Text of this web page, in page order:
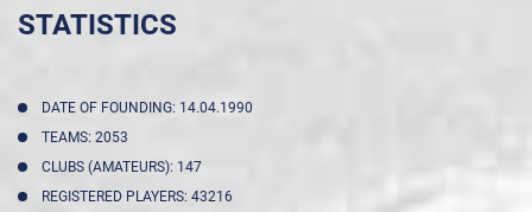
STATISTICS
DATE OF FOUNDING: 14.04.1990
TEAMS: 2053
CLUBS (AMATEURS): 147
REGISTERED PLAYERS: 43216